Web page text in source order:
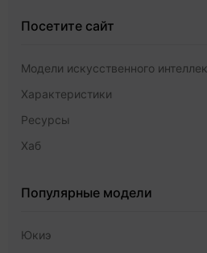
Посетите сайт
Модели искусственного
Характеристики
Ресурсы
Хаб
Популярные модели
Юкиэ